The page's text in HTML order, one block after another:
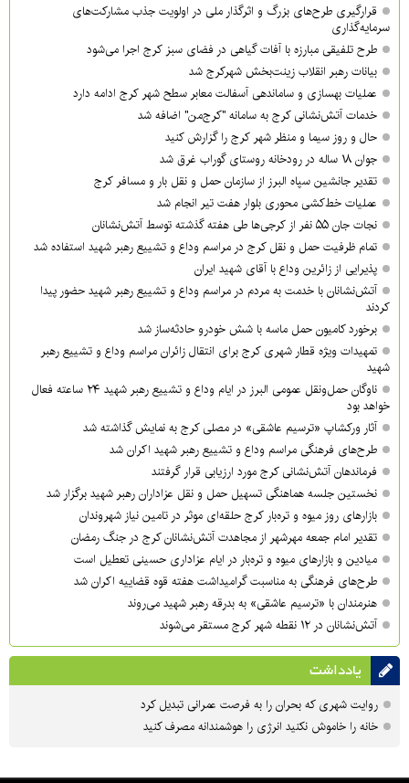
قرارگیری طرح‌های بزرگ و اثرگذار ملی در اولویت‌ جذب مشارکت‌های
سرمایه‌گذاری
طرح تلفیقی مبارزه با آفات گیاهی در فضای سبز کرج اجرا می‌شود
بیانات رهبر انقلاب زینت‌بخش شهرکرج شد
عملیات بهسازی و ساماندهی آسفالت معابر سطح شهر کرج ادامه دارد
خدمات آتش‌نشانی کرج به سامانه "کرج‌من" اضافه شد
حال و روز سیما و منظر شهر کرج را گزارش کنید
جوان ۱۸ ساله در رودخانه روستای گوراب غرق شد
تقدیر جانشین سپاه البرز از سازمان حمل و نقل بار و مسافر کرج
عملیات خط‌کشی محوری بلوار هفت تیر انجام شد
نجات جان ۵۵ نفر از کرجی‌ها طی هفته گذشته توسط آتش‌نشانان
تمام ظرفیت حمل و نقل کرج در مراسم وداع و تشییع رهبر شهید استفاده شد
پذیرایی از زائرین وداع با آقای شهید ایران
آتش‌نشانان با خدمت به مردم در مراسم وداع و تشییع رهبر شهید حضور پیدا
کردند
برخورد کامیون حمل ماسه با شش خودرو حادثه‌ساز شد
تمهیدات ویژه قطار شهری کرج برای انتقال زائران مراسم وداع و تشییع رهبر
شهید
ناوگان حمل‌ونقل عمومی البرز در ایام وداع و تشییع رهبر شهید ۲۴ ساعته فعال
خواهد بود
آثار ورکشاپ «ترسیم عاشقی» در مصلی کرج به نمایش گذاشته شد
طرح‌های فرهنگی مراسم وداع و تشییع رهبر شهید اکران شد
فرماندهان آتش‌نشانی کرج مورد ارزیابی قرار گرفتند
نخستین جلسه هماهنگی تسهیل حمل و نقل عزاداران رهبر شهید برگزار شد
بازارهای روز میوه و تره‌بار کرج حلقه‌ای موثر در تامین نیاز شهروندان
تقدیر امام جمعه مهرشهر از مجاهدت آتش‌نشانان کرج در جنگ رمضان
میادین و بازارهای میوه و تره‌بار در ایام عزاداری حسینی تعطیل است
طرح‌های فرهنگی به مناسبت گرامیداشت هفته قوه قضاییه اکران شد
هنرمندان با «ترسیم عاشقی» به بدرقه رهبر شهید می‌روند
آتش‌نشانان در ۱۲ نقطه شهر کرج مستقر می‌شوند
یادداشت
روایت شهری که بحران را به فرصت عمرانی تبدیل کرد
خانه را خاموش نکنید انرژی را هوشمندانه مصرف کنید